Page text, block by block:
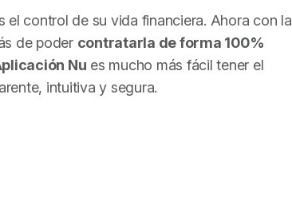
control de su vida financiera. Ahora con la
de poder contratarla de forma 100%
Nu es mucho más fácil tener el
intuitiva y segura.